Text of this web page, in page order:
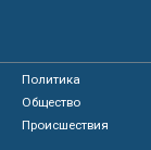
Политика
Общество
Происшествия